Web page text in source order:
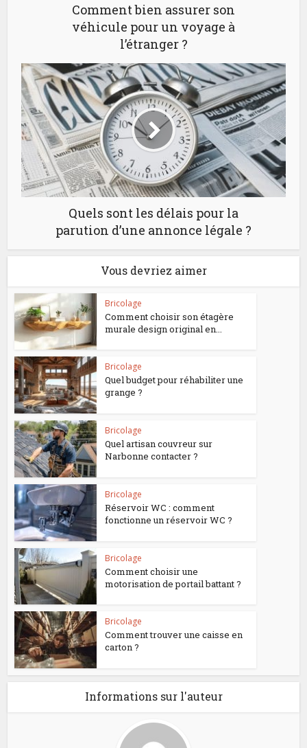
Comment bien assurer son
véhicule pour un voyage à
l’étranger ?
Quels sont les délais pour la
parution d’une annonce légale ?
Vous devriez aimer
Bricolage
Comment choisir son étagère
murale design original en...
Bricolage
Quel budget pour réhabiliter une
grange ?
Bricolage
Quel artisan couvreur sur
Narbonne contacter ?
Bricolage
Réservoir WC : comment
fonctionne un réservoir WC ?
Bricolage
Comment choisir une
motorisation de portail battant ?
Bricolage
Comment trouver une caisse en
carton ?
Informations sur l'auteur